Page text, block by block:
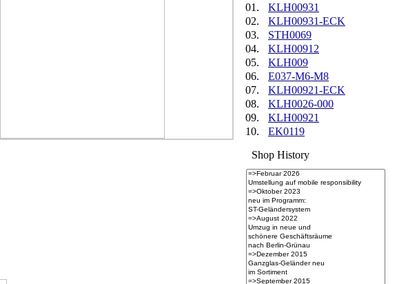
01.
KLH00931
02.
KLH00931-ECK
03.
STH0069
04.
KLH00912
05.
KLH009
06.
E037-M6-M8
07.
KLH00921-ECK
08.
KLH0026-000
09.
KLH00921
10.
EK0119
Shop History